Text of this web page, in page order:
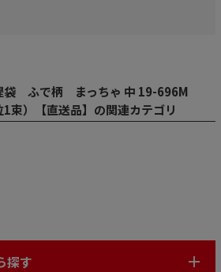
袋 ふで柄 まっちゃ 中 19-696M
束）【直送品】の関連カテゴリ
探す